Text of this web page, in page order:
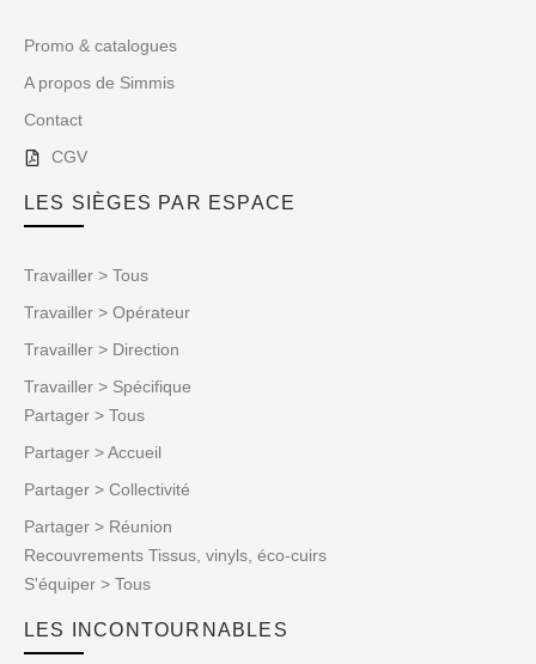
Promo & catalogues
A propos de Simmis
Contact
CGV
LES SIÈGES PAR ESPACE
Travailler > Tous
Travailler > Opérateur
Travailler > Direction
Travailler > Spécifique
Partager > Tous
Partager > Accueil
Partager > Collectivité
Partager > Réunion
Recouvrements Tissus, vinyls, éco-cuirs
S'équiper > Tous
LES INCONTOURNABLES